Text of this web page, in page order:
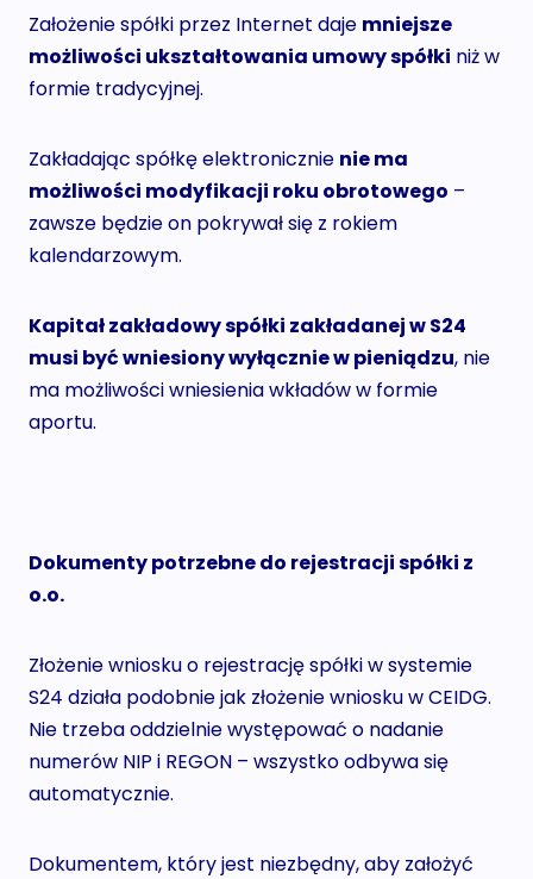
Założenie spółki przez Internet daje mniejsze
możliwości ukształtowania umowy spółki niż w
formie tradycyjnej.
Zakładając spółkę elektronicznie nie ma
możliwości modyfikacji roku obrotowego –
zawsze będzie on pokrywał się z rokiem
kalendarzowym.
Kapitał zakładowy spółki zakładanej w S24
musi być wniesiony wyłącznie w pieniądzu, nie
ma możliwości wniesienia wkładów w formie
aportu.
Dokumenty potrzebne do rejestracji spółki z
o.o.
Złożenie wniosku o rejestrację spółki w systemie
S24 działa podobnie jak złożenie wniosku w CEIDG.
Nie trzeba oddzielnie występować o nadanie
numerów NIP i REGON – wszystko odbywa się
automatycznie.
Dokumentem, który jest niezbędny, aby założyć